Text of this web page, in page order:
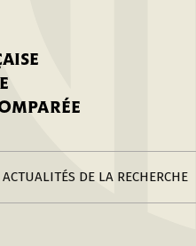
fiche
fiche
ACTUALITÉS DE LA RECHERCHE
Divers
Soumettre une
annonce